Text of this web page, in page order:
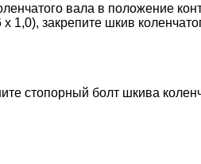
вала в положение
1,0), закрепите шкив
стопорный болт шкива